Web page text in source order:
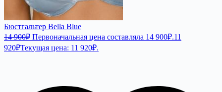
Бюстгальтер Bella Blue
14 900₽ Первоначальная цена составляла 14 900₽.11
920₽Текущая цена: 11 920₽.